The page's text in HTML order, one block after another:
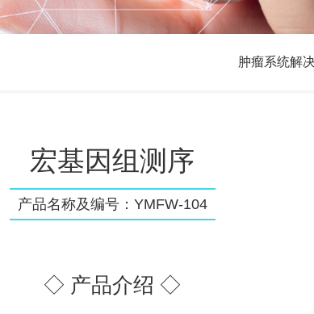
肿瘤系统解
宏基因组测序
产品名称及编号：YMFW-104
◇ 产品介绍 ◇